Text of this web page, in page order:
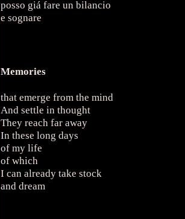
posso giá fare un bilancio
e sognare
Memories
that emerge from the mind
And settle in thought
They reach far away
In these long days
of my life
of which
I can already take stock
and dream